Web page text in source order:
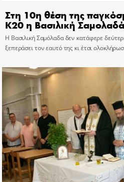
Στη 10η θέση της
Κ20 η Βασιλική Σαμολαδά
Η Βασιλική Σαμόλαδα δεν κατάφερε
ξεπεράσει τον εαυτό της κι έτσι